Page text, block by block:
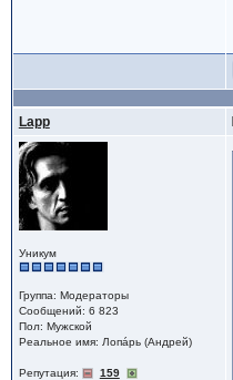
Lapp
Уникум
Группа: Модераторы
Сообщений: 6 823
Пол: Мужской
Реальное имя: Лопáрь (Андрей)
Репутация: 159